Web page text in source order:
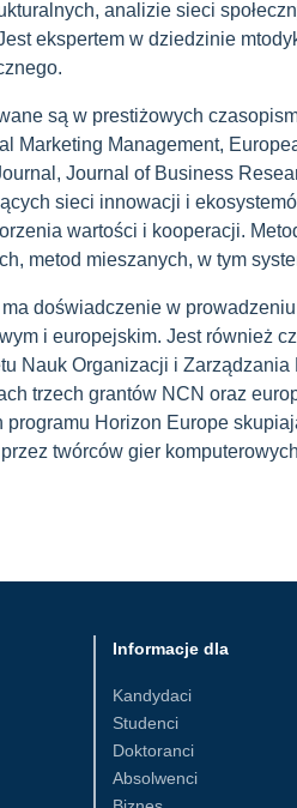
analizie sieci
ekspertem w dziedzinie
są w prestiżowych
Marketing Management,
Journal of Business
sieci innowacji i
wartości i kooperacji.
metod mieszanych, w tym
doświadczenie w
i europejskim. Jest również
Nauk Organizacji i
trzech grantów NCN oraz
Horizon Europe
twórców gier
Informacje dla
Kandydaci
Studenci
Doktoranci
Absolwenci